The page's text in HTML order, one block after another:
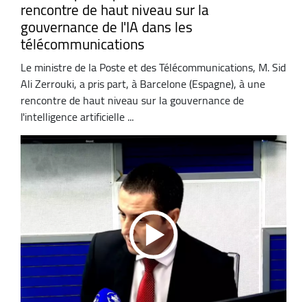
rencontre de haut niveau sur la
gouvernance de l'IA dans les
télécommunications
Le ministre de la Poste et des Télécommunications, M. Sid
Ali Zerrouki, a pris part, à Barcelone (Espagne), à une
rencontre de haut niveau sur la gouvernance de
l'intelligence artificielle ...